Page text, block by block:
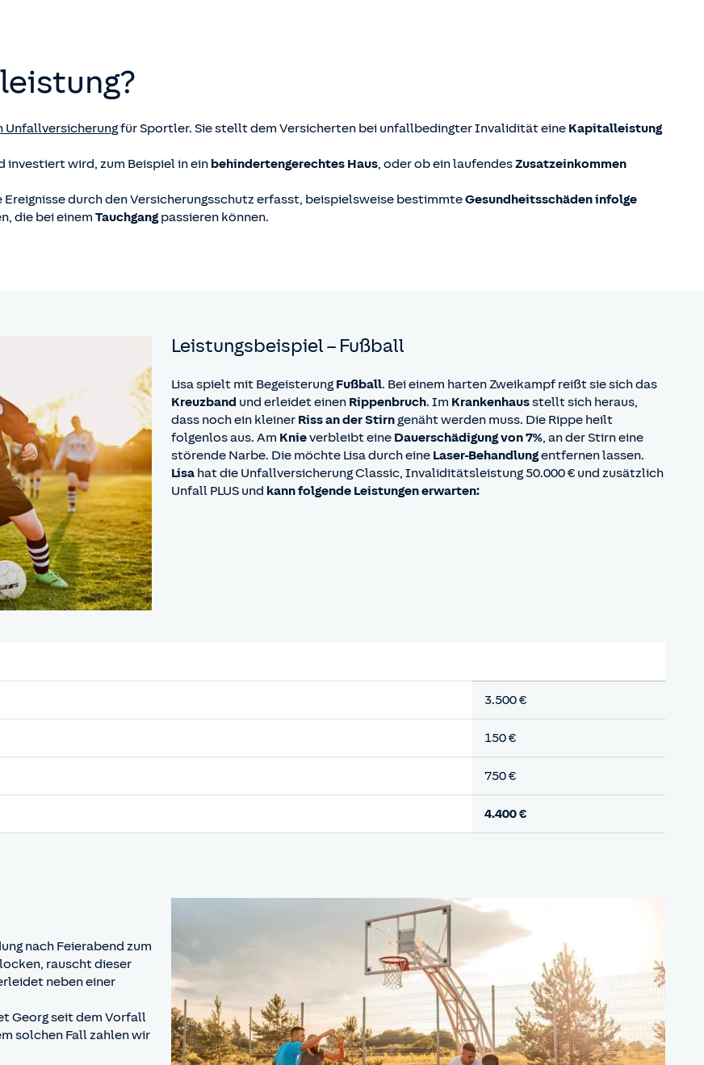
Unfallversicherungfür Sportler. Sie stellt dem Versicherten bei unfallbedingter Invalidität eine Kapitalleistung
investiert wird, zum Beispiel in ein behindertengerechtes Haus, oder ob ein laufendesZusatzeinkommen
durch den Versicherungsschutz erfasst, beispielsweise bestimmteGesundheitsschäden infolge
die bei einem Tauchgangpassieren können.
Leistungsbeispiel – Fußball
Lisa spielt mit Begeisterung Fußball. Bei einem harten Zweikampf reißt sie sich das
Kreuzband und erleidet einen Rippenbruch. Im Krankenhausstellt sich heraus,
dass noch ein kleiner Riss an der Stirn genäht werden muss. Die Rippe heilt
folgenlos aus. Am Knieverbleibt eine Dauerschädigung von 7%, an der Stirn eine
störende Narbe. Die möchte Lisa durch eine Laser-Behandlungentfernen lassen.
Lisa hat die Unfallversicherung Classic, Invaliditätsleistung 50.000 € und zusätzlich
Unfall PLUS und kann folgende Leistungen erwarten:
3.500 €
150 €
750 €
4.400 €
nach Feierabend zum
rauscht dieser
neben einer
Georg seit dem Vorfall
solchen Fall zahlen wir